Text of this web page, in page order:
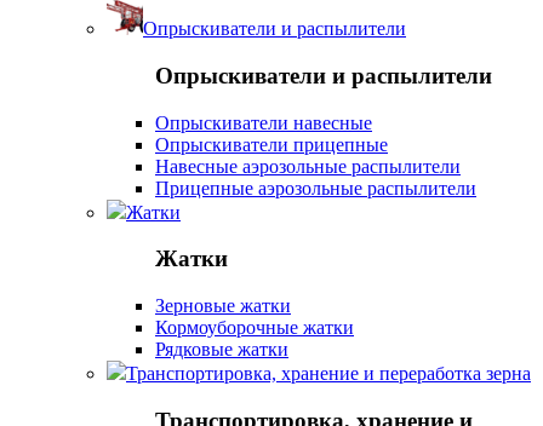
Опрыскиватели и распылители
Опрыскиватели и распылители
Опрыскиватели навесные
Опрыскиватели прицепные
Навесные аэрозольные распылители
Прицепные аэрозольные распылители
Жатки
Жатки
Зерновые жатки
Кормоуборочные жатки
Рядковые жатки
Транспортировка, хранение и переработка зерна
Транспортировка, хранение и